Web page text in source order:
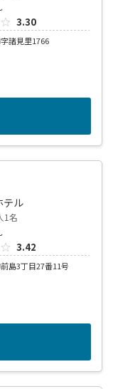
3.30
諸見里1766
テル
1名
3.42
島3丁目27番11号